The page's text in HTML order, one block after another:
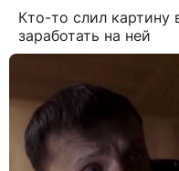
Кто-то слил картину
заработать на ней